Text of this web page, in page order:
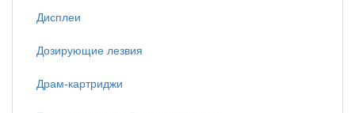
Дисплеи
Дозирующие лезвия
Драм-картриджи